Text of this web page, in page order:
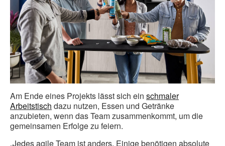
Am Ende eines Projekts lässt sich ein schmaler
Arbeitstisch dazu nutzen, Essen und Getränke
anzubieten, wenn das Team zusammenkommt, um die
gemeinsamen Erfolge zu feiern.
„Jedes agile Team ist anders. Einige benötigen absolute